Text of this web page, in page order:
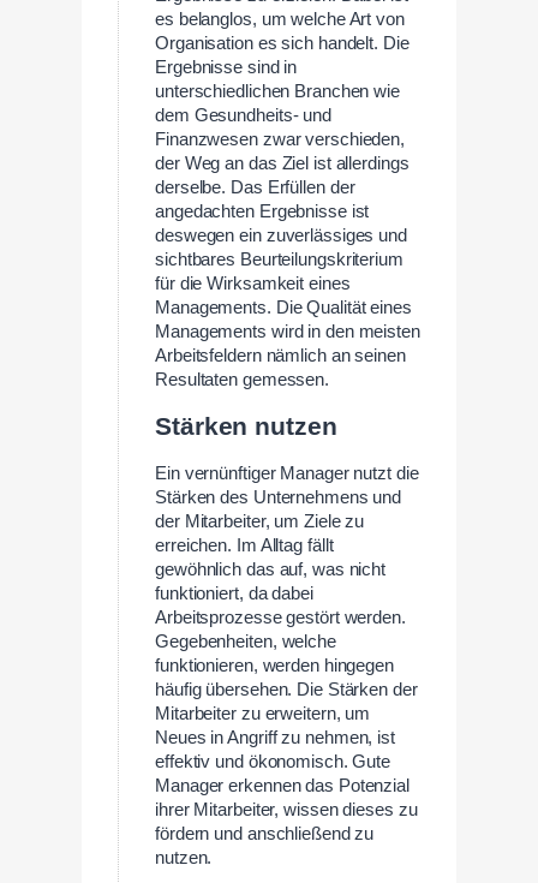
es belanglos, um welche Art von
Organisation es sich handelt. Die
Ergebnisse sind in
unterschiedlichen Branchen wie
dem Gesundheits- und
Finanzwesen zwar verschieden,
der Weg an das Ziel ist allerdings
derselbe. Das Erfüllen der
angedachten Ergebnisse ist
deswegen ein zuverlässiges und
sichtbares Beurteilungskriterium
für die Wirksamkeit eines
Managements. Die Qualität eines
Managements wird in den meisten
Arbeitsfeldern nämlich an seinen
Resultaten gemessen.
Stärken nutzen
Ein vernünftiger Manager nutzt die
Stärken des Unternehmens und
der Mitarbeiter, um Ziele zu
erreichen. Im Alltag fällt
gewöhnlich das auf, was nicht
funktioniert, da dabei
Arbeitsprozesse gestört werden.
Gegebenheiten, welche
funktionieren, werden hingegen
häufig übersehen. Die Stärken der
Mitarbeiter zu erweitern, um
Neues in Angriff zu nehmen, ist
effektiv und ökonomisch. Gute
Manager erkennen das Potenzial
ihrer Mitarbeiter, wissen dieses zu
fördern und anschließend zu
nutzen.